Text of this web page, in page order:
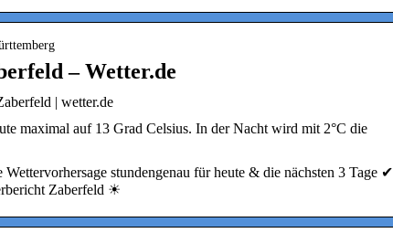
– Wetter.de
| wetter.de
maximal auf 13 Grad Celsius. In der Nacht wird mit 2°C die
stundengenau für heute & die nächsten 3 Tage ✔
Zaberfeld ☀